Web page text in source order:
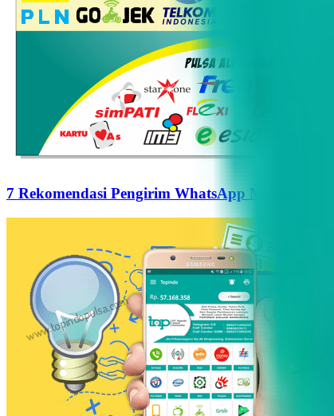
7 Rekomendasi Pengirim WhatsApp Massal